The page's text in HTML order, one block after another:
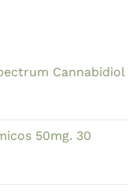
Cannabidiol
50mg. 30